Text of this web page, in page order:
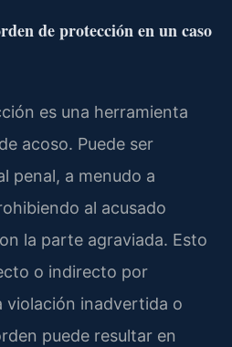
de protección en un caso
es una herramienta
acoso. Puede ser
penal, a menudo a
al acusado
la parte agraviada. Esto
o indirecto por
violación inadvertida o
puede resultar en